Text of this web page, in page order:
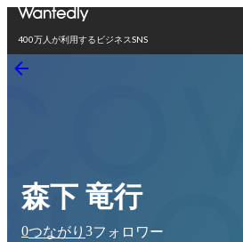
400万人が利用するビジネスSNS
森下 竜行
0つながり 3フォロワー